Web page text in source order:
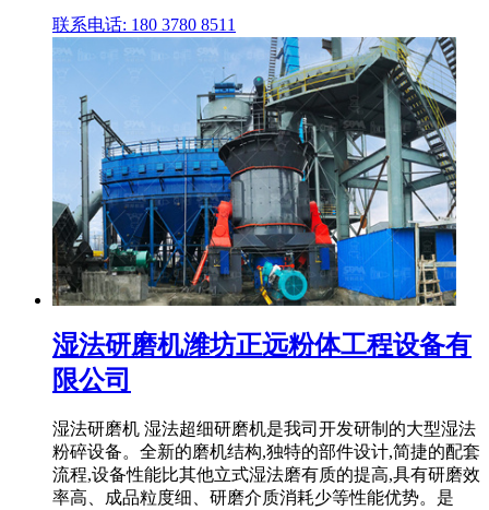
联系电话: 180 3780 8511
湿法研磨机潍坊正远粉体工程设备有
限公司
湿法研磨机 湿法超细研磨机是我司开发研制的大型湿法
粉碎设备。全新的磨机结构,独特的部件设计,简捷的配套
流程,设备性能比其他立式湿法磨有质的提高,具有研磨效
率高、成品粒度细、研磨介质消耗少等性能优势。是